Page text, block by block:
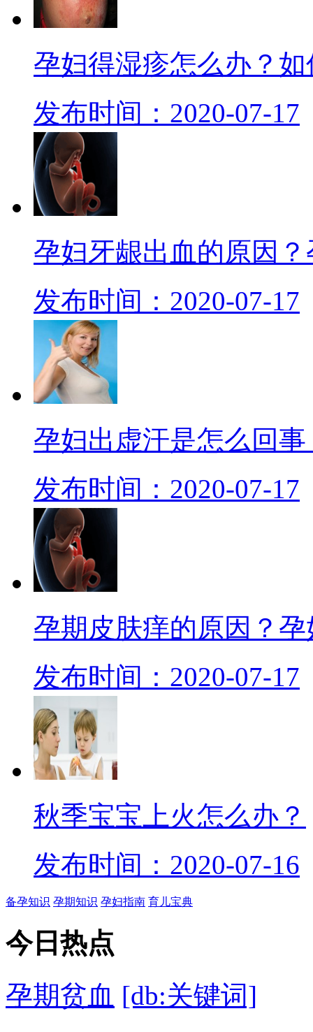
孕妇得湿疹怎么办？
发布时间：2020-07-17
孕妇牙龈出血的原因
发布时间：2020-07-17
孕妇出虚汗是怎么回
发布时间：2020-07-17
孕期皮肤痒的原因？
发布时间：2020-07-17
秋季宝宝上火怎么办？
发布时间：2020-07-16
备孕知识 孕期知识 孕妇指南 育儿宝典
今日 热点
孕期贫血 [db:关键词]